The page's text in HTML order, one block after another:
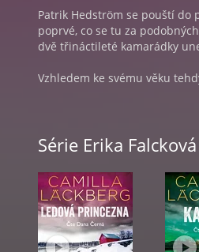
Patrik Hedström se pouští do
poprvé, co se tu za
dvě třináctileté kamarádky
Vzhledem ke svému věku
někteří obyvatelé městečka
stará tajemství a přijít celé
neobejde bez následků.
Čarodějnice je desátou
Camilla Läckberg (1974),
Série Erika